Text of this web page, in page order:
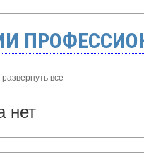
развернуть все
нет